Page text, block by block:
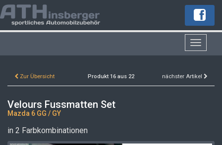
Toggle
Zur Übersicht Produkt 16 aus 22 nächster Artikel
Velours Fussmatten Set
Mazda 6 GG / GY
in 2 Farbkombinationen